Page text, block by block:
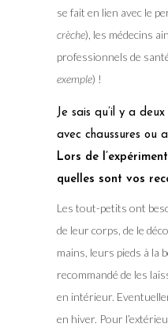
se fait en lien avec le
crèche), les médecins
professionnels de
exemple) !
Je sais qu’il y a
avec chaussures ou
Lors de
quelles sont vos
Les tout-petits ont
de leur corps, de le
mains, leurs pieds à la
recommandé de les
en intérieur.
en hiver. Pour